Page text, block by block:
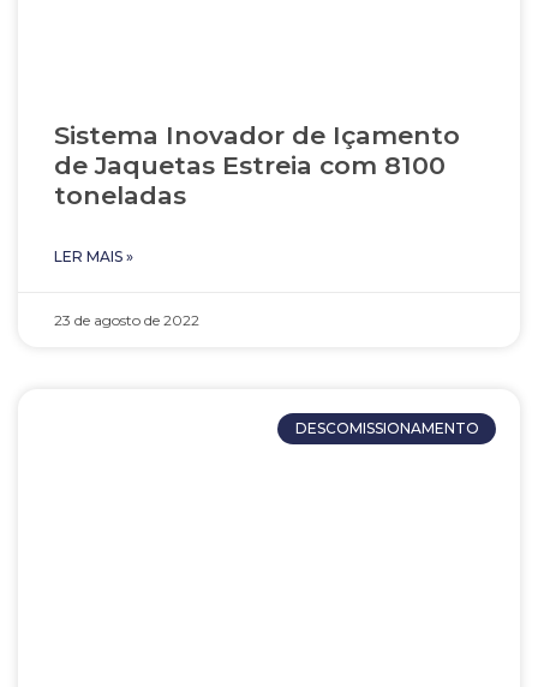
Sistema Inovador de Içamento
de Jaquetas Estreia com 8100
toneladas
LER MAIS »
23 de agosto de 2022
DESCOMISSIONAMENTO